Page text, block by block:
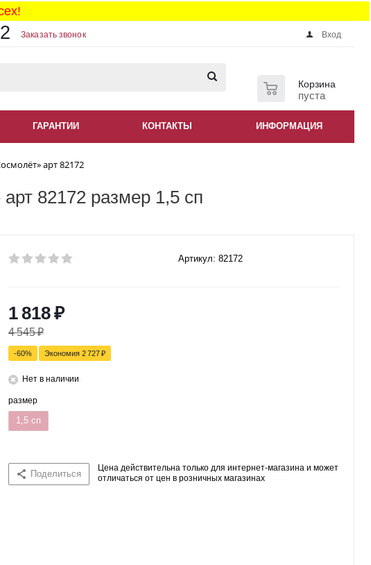
Заказать звонок Вход
Корзина
пуста
ГАРАНТИИ КОНТАКТЫ ИНФОРМАЦИЯ
арт 82172
82172 размер 1,5 сп
Артикул: 82172
1 818₽
4 545₽
-60% Экономия 2 727₽
Нет в наличии
размер
1,5 сп
Поделиться
Цена действительна только для интернет-магазина и может
отличаться от цен в розничных магазинах